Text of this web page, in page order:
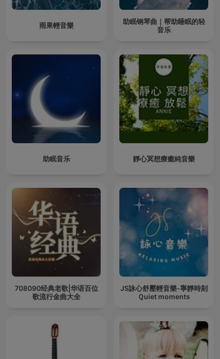
雨果輕音樂
助眠钢琴曲｜帮助睡眠的轻
音乐
助眠音乐 靜心冥想療癒純音樂
708090经典老歌|华语百位
歌流行金曲大全
JS詠心舒壓輕音樂-寧靜時刻
Ｑuiet moments